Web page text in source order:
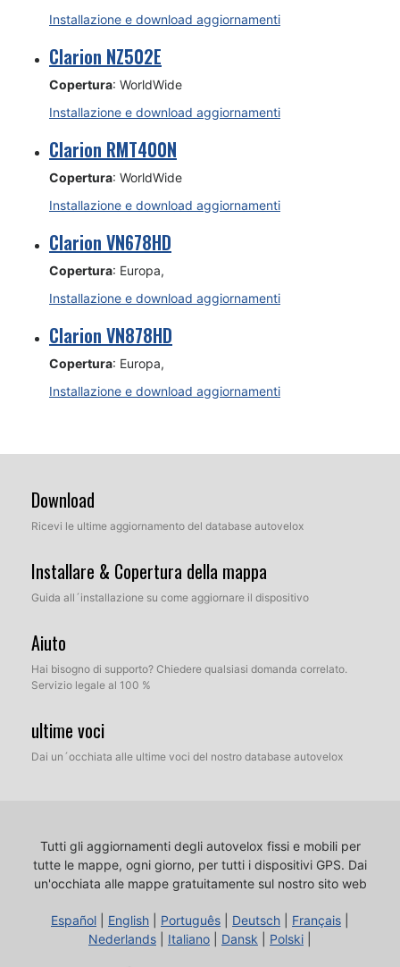
Installazione e download aggiornamenti
Clarion NZ502E
Copertura: WorldWide
Installazione e download aggiornamenti
Clarion RMT400N
Copertura: WorldWide
Installazione e download aggiornamenti
Clarion VN678HD
Copertura: Europa,
Installazione e download aggiornamenti
Clarion VN878HD
Copertura: Europa,
Installazione e download aggiornamenti
Download
Ricevi le ultime aggiornamento del database autovelox
Installare & Copertura della mappa
Guida all´installazione su come aggiornare il dispositivo
Aiuto
Hai bisogno di supporto? Chiedere qualsiasi domanda correlato.
Servizio legale al 100 %
ultime voci
Dai un´occhiata alle ultime voci del nostro database autovelox
Tutti gli aggiornamenti degli autovelox fissi e mobili per
tutte le mappe, ogni giorno, per tutti i dispositivi GPS. Dai
un'occhiata alle mappe gratuitamente sul nostro sito web
Español English Português Deutsch Français
Nederlands
Italiano Dansk Polski